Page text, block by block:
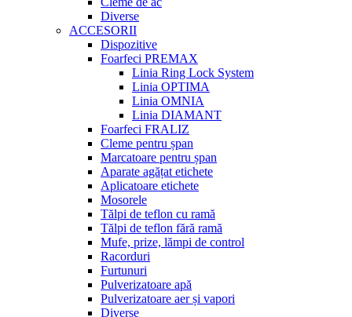
Diverse
ACCESORII
Dispozitive
Foarfeci PREMAX
Linia Ring Lock System
Linia OPTIMA
Linia OMNIA
Linia DIAMANT
Foarfeci FRALIZ
Cleme pentru șpan
Marcatoare pentru șpan
Aparate agățat etichete
Aplicatoare etichete
Mosorele
Tălpi de teflon cu ramă
Tălpi de teflon fără ramă
Mufe, prize, lămpi de control
Racorduri
Furtunuri
Pulverizatoare apă
Pulverizatoare aer și vapori
Diverse